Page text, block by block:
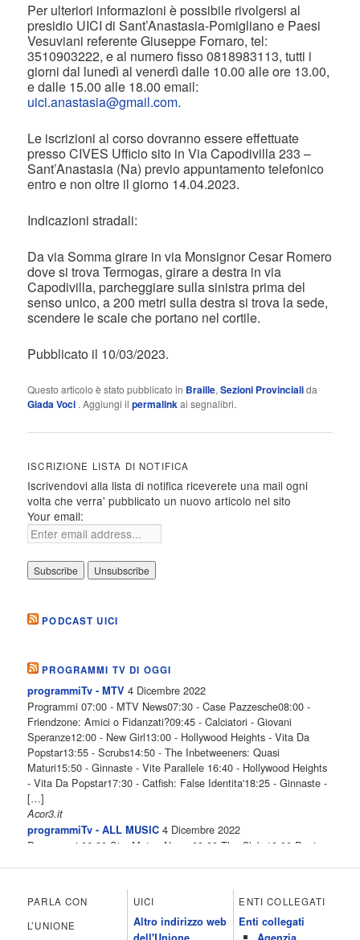
Per ulteriori informazioni è possibile rivolgersi al
presidio UICI di Sant’Anastasia-Pomigliano e Paesi
Vesuviani referente Giuseppe Fornaro, tel:
3510903222, e al numero fisso 0818983113, tutti i
giorni dal lunedì al venerdì dalle 10.00 alle ore 13.00,
e dalle 15.00 alle 18.00 email:
uici.anastasia@gmail.com.
Le iscrizioni al corso dovranno essere effettuate
presso CIVES Ufficio sito in Via Capodivilla 233 –
Sant’Anastasia (Na) previo appuntamento telefonico
entro e non oltre il giorno 14.04.2023.
Indicazioni stradali:
Da via Somma girare in via Monsignor Cesar Romero
dove si trova Termogas, girare a destra in via
Capodivilla, parcheggiare sulla sinistra prima del
senso unico, a 200 metri sulla destra si trova la sede,
scendere le scale che portano nel cortile.
Pubblicato il 10/03/2023.
Questo articolo è stato pubblicato in Braille,Sezioni Provincialida
Giada Voci . Aggiungi ilpermalinkai segnalibri.
ISCRIZIONE LISTA DI NOTIFICA
Iscrivendovi alla lista di notifica riceverete una mail ogni
volta che verra' pubblicato un nuovo articolo nel sito
Your email:
PODCAST UICI
PROGRAMMI TV DI OGGI
programmiTv - MTV 4 Dicembre 2022
Programmi 07:00 - MTV News07:30 - Case Pazzesche08:00 -
Friendzone: Amici o Fidanzati?09:45 - Calciatori - Giovani
Speranze12:00 - New Girl13:00 - Hollywood Heights - Vita Da
Popstar13:55 - Scrubs14:50 - The Inbetweeners: Quasi
Maturi15:50 - Ginnaste - Vite Parallele 16:40 - Hollywood Heights
- Vita Da Popstar17:30 - Catfish: False Identita'18:25 - Ginnaste -
[…]
Acor3.it
programmiTv - ALL MUSIC 4 Dicembre 2022
Programmi 06.30 Star.Meteo.News 09.30 The Club 10.00 Deejay
All News 16.05 Rotazione musicale 19.00 All News 19.05 The
Club 19.30 19.30 Human Guinea Pigs 20.00 Inbox 21.00 Code
Monkeys 21.30 Sons of Butcher […]
PARLA CON
L’UNIONE
UICI
Altro indirizzo web
ENTI COLLEGATI
Enti collegati